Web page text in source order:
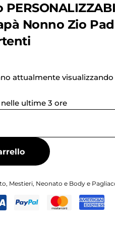
Nonno Zio
attualmente
ultime 3 ore
, Mestieri, Neonato e Body e